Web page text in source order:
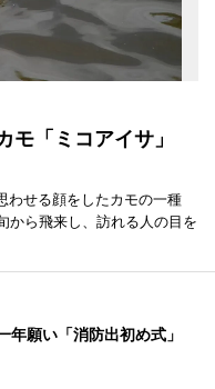
モ「ミコアイサ」
わせる顔をしたカモの一種
から飛来し、訪れる人の目を
年願い「消防出初め式」